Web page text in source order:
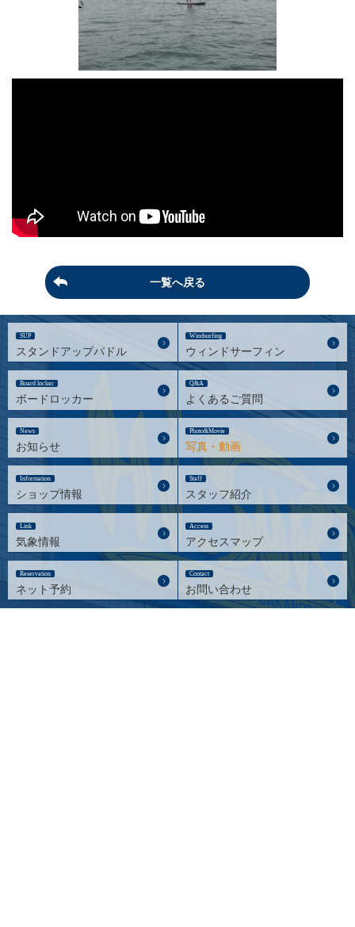
一覧へ戻る
SUP
スタンドアップパドル
Windsurfing
ウィンドサーフィン
Board locker
ボードロッカー
Q&A
よくあるご質問
News
お知らせ
Photo&Movie
写真・動画
Information
ショップ情報
Staff
スタッフ紹介
Link
気象情報
Access
アクセスマップ
Reservation
ネット予約
Contact
お問い合わせ